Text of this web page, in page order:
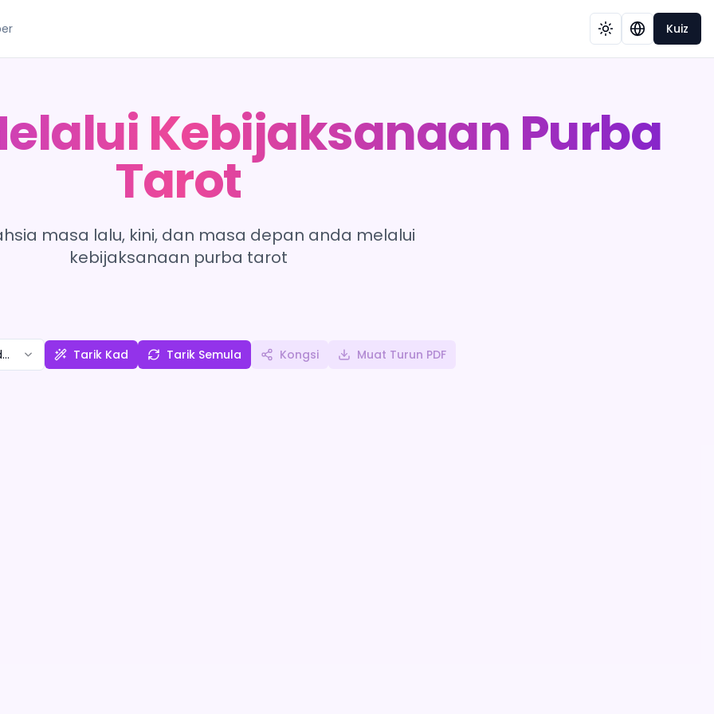
Kuiz
Kebijaksanaan Purba
Tarot
masa lalu, kini, dan masa depan anda melalui
kebijaksanaan purba tarot
Tarik Kad Tarik Semula Kongsi Muat Turun PDF